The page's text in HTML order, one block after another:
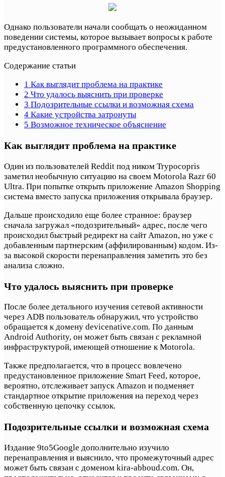
Однако пользователи начали сообщать о неожиданном
поведении системы, которое вызывает вопросы к работе
предустановленного программного обеспечения.
Содержание статьи
1 Как выглядит проблема на практике
2 Что удалось выяснить при проверке
3 Подозрительные ссылки и возможная схема
4 Какие устройства затронуты
5 Возможное техническое объяснение
Как выглядит проблема на практике
Один из пользователей Reddit под ником Trypocopris
заметил необычную ситуацию на своем Motorola Razr 60
Ultra. При попытке открыть приложение Amazon Shopping
система вместо запуска приложения открывала браузер.
Дальше происходило еще более странное: браузер
сначала загружал «подозрительный» адрес, после чего
происходил быстрый редирект на сайт Amazon, но уже с
добавленным партнерским (аффилированным) кодом. Из-
за высокой скорости перенаправления заметить это без
анализа сложно.
Что удалось выяснить при проверке
После более детального изучения сетевой активности
через ADB пользователь обнаружил, что устройство
обращается к домену devicenative.com. По данным
Android Authority, он может быть связан с рекламной
инфраструктурой, имеющей отношение к Motorola.
Также предполагается, что в процесс вовлечено
предустановленное приложение Smart Feed, которое,
вероятно, отслеживает запуск Amazon и подменяет
стандартное открытие приложения на переход через
собственную цепочку ссылок.
Подозрительные ссылки и возможная схема
Издание 9to5Google дополнительно изучило
перенаправления и выяснило, что промежуточный адрес
может быть связан с доменом kira-abboud.com. Он,